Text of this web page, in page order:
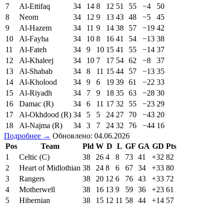
7
Al-Ettifaq 34 14 8 12 51 55 −4
50
8
Neom 34 12 9 13 43 48 −5
45
9
Al-Hazem 34 11 9 14 38 57 −19 42
10
Al-Fayha 34 10 8 16 41 54 −13 38
11
Al-Fateh 34 9 10 15 41 55 −14 37
12
Al-Khaleej 34 10 7 17 54 62 −8
37
13
Al-Shabab 34 8 11 15 44 57 −13 35
14
Al-Kholood 34 9 6 19 39 61 −22 33
15
Al-Riyadh 34 7 9 18 35 63 −28 30
16
Damac (R) 34 6 11 17 32 55 −23 29
17
Al-Okhdood (R) 34 5 5 24 27 70 −43 20
18
Al-Najma (R) 34 3 7 24 32 76 −44 16
Подробнее → Обновлено: 04.06.2026
Pos
Team Pld W D L GF GA GD Pts
1
Celtic (C) 38 26 4 8 73 41 +32 82
2
Heart of Midlothian 38 24 8 6 67 34 +33 80
3
Rangers 38 20 12 6 76 43 +33 72
4
Motherwell 38 16 13 9 59 36 +23 61
5
Hibernian 38 15 12 11 58 44 +14 57